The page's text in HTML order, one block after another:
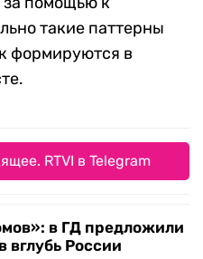
такие паттерны
формируются в
RTVI в Telegram
в ГД предложили
вглубь России